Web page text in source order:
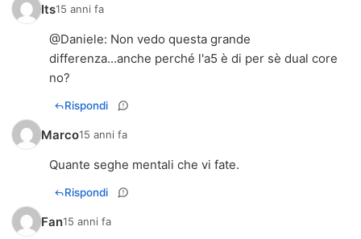
Its15 anni fa
@Daniele: Non vedo questa grande
differenza...anche perché l'a5 è di per sè dual core
no?
Rispondi
Marco15 anni fa
Quante seghe mentali che vi fate.
Rispondi
Fan15 anni fa